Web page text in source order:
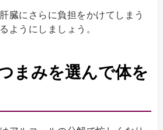
臓にさらに負担をかけてしまう
ようにしましょう。
まみを選んで体を